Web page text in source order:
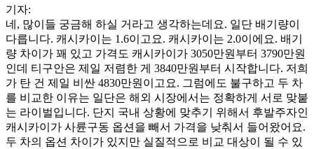
기자:
네, 많이들 궁금해 하실 거라고 생각하는데요. 일단 배기량이
다릅니다. 캐시카이는 1.6이고요. 캐시카이는 2.0이에요. 배기
량 차이가 꽤 있고 가격도 캐시카이가 3050만원부터 3790만원
인데 티구안은 제일 저렴한 게 3840만원부터 시작합니다. 저희
가 탄 건 제일 비싼 4830만원이고요. 그럼에도 불구하고 두 차
를 비교한 이유는 일단은 해외 시장에서는 정확하게 서로 맞붙
는 라이벌입니다. 단지 국내 상황에 맞추기 위해서 후발주자인
캐시카이가 사륜구동 옵션을 빼서 가격을 낮춰서 들어왔어요.
두 차의 옵션 차이가 있지만 실질적으로 비교 대상이 될 수 있